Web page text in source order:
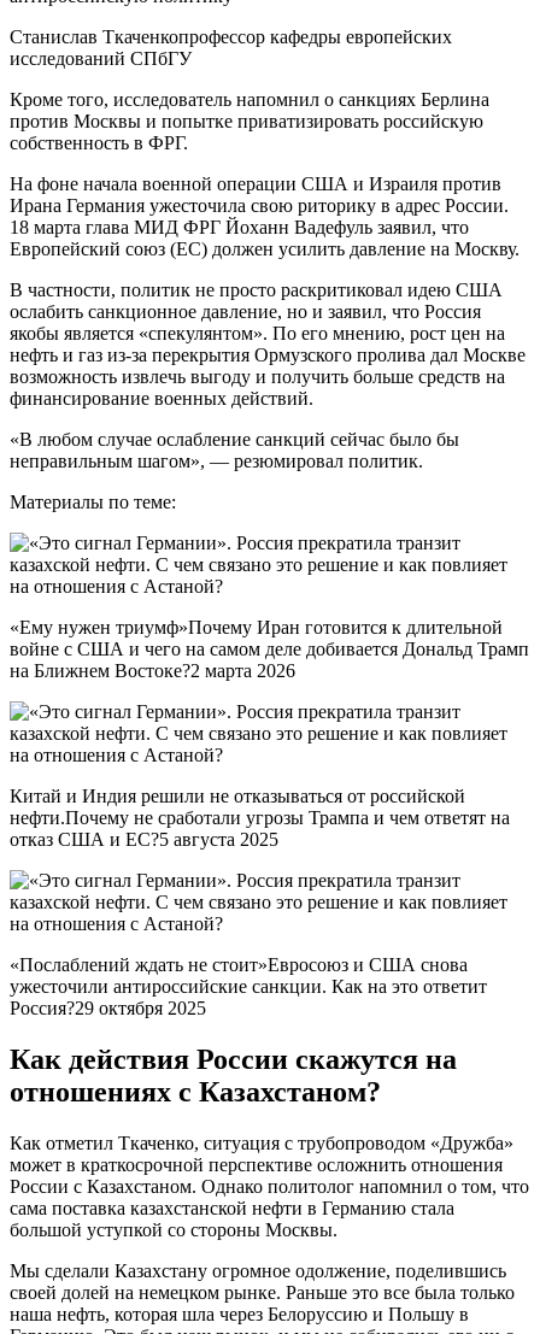
Станислав Ткаченкопрофессор кафедры европейских
исследований СПбГУ
Кроме того, исследователь напомнил о санкциях Берлина
против Москвы и попытке приватизировать российскую
собственность в ФРГ.
На фоне начала военной операции США и Израиля против
Ирана Германия ужесточила свою риторику в адрес России.
18 марта глава МИД ФРГ Йоханн Вадефуль заявил, что
Европейский союз (ЕС) должен усилить давление на Москву.
В частности, политик не просто раскритиковал идею США
ослабить санкционное давление, но и заявил, что Россия
якобы является «спекулянтом». По его мнению, рост цен на
нефть и газ из-за перекрытия Ормузского пролива дал Москве
возможность извлечь выгоду и получить больше средств на
финансирование военных действий.
«В любом случае ослабление санкций сейчас было бы
неправильным шагом», — резюмировал политик.
Материалы по теме:
«Ему нужен триумф»Почему Иран готовится к длительной
войне с США и чего на самом деле добивается Дональд Трамп
на Ближнем Востоке?2 марта 2026
Китай и Индия решили не отказываться от российской
нефти.Почему не сработали угрозы Трампа и чем ответят на
отказ США и ЕС?5 августа 2025
«Послаблений ждать не стоит»Евросоюз и США снова
ужесточили антироссийские санкции. Как на это ответит
Россия?29 октября 2025
Как действия России скажутся на
отношениях с Казахстаном?
Как отметил Ткаченко, ситуация с трубопроводом «Дружба»
может в краткосрочной перспективе осложнить отношения
России с Казахстаном. Однако политолог напомнил о том, что
сама поставка казахстанской нефти в Германию стала
большой уступкой со стороны Москвы.
Мы сделали Казахстану огромное одолжение, поделившись
своей долей на немецком рынке. Раньше это все была только
наша нефть, которая шла через Белоруссию и Польшу в